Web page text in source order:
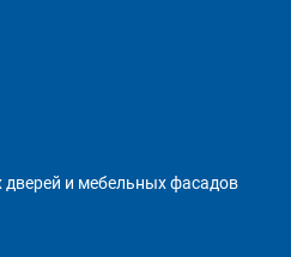
и мебельных фасадов